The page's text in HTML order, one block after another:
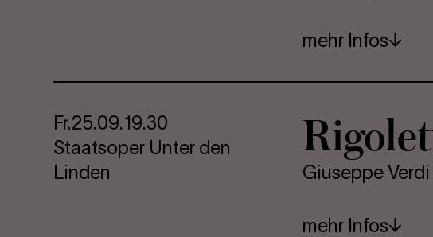
mehr Infos
Fr.25.09.19.30
Staatsoper Unter den
Linden
Giuseppe Verdi
mehr Infos